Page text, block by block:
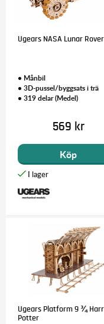
Ugears NASA Lunar Rover
• Mån­bil
• 3D-pussel/byggsats i trä
• 319 delar (Medel)
569 kr
Köp
Ugears Platform 9 ¾
Potter